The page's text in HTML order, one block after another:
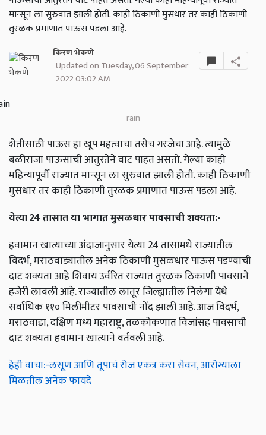
मान्सून ला सुरुवात झाली होती. काही ठिकाणी मुसधार तर काही ठिकाणी
तुरळक प्रमाणात पाऊस पडला आहे.
किरण भेकणे
Updated on Tuesday, 06 September
2022 03:02 AM
rain
शेतीसाठी पाऊस हा खूप महत्वाचा तसेच गरजेचा आहे. त्यामुळे
बळीराजा पाऊसाची आतुरतेने वाट पाहत असतो. गेल्या काही
महिन्यापूर्वी राज्यात मान्सून ला सुरुवात झाली होती. काही ठिकाणी
मुसधार तर काही ठिकाणी तुरळक प्रमाणात पाऊस पडला आहे.
येत्या 24 तासात या भागात मुसळधार पावसाची शक्यता:-
हवामान खात्याच्या अंदाजानुसार येत्या 24 तासामधे राज्यातील
विदर्भ, मराठवाड्यातील अनेक ठिकाणी मुसळधार पाऊस पडण्याची
दाट शक्यता आहे शिवाय उर्वरित राज्यात तुरळक ठिकाणी पावसाने
हजेरी लावली आहे. राज्यातील लातूर जिल्ह्यातील निलंगा येथे
सर्वाधिक ११० मिलीमीटर पावसाची नोंद झाली आहे. आज विदर्भ,
मराठवाडा, दक्षिण मध्य महाराष्ट्र, तळकोकणात विजांसह पावसाची
दाट शक्यता हवामान खात्याने वर्तवली आहे.
हेही वाचा:-लसूण आणि तूपाचं रोज एकत्र करा सेवन, आरोग्याला
मिळतील अनेक फायदे